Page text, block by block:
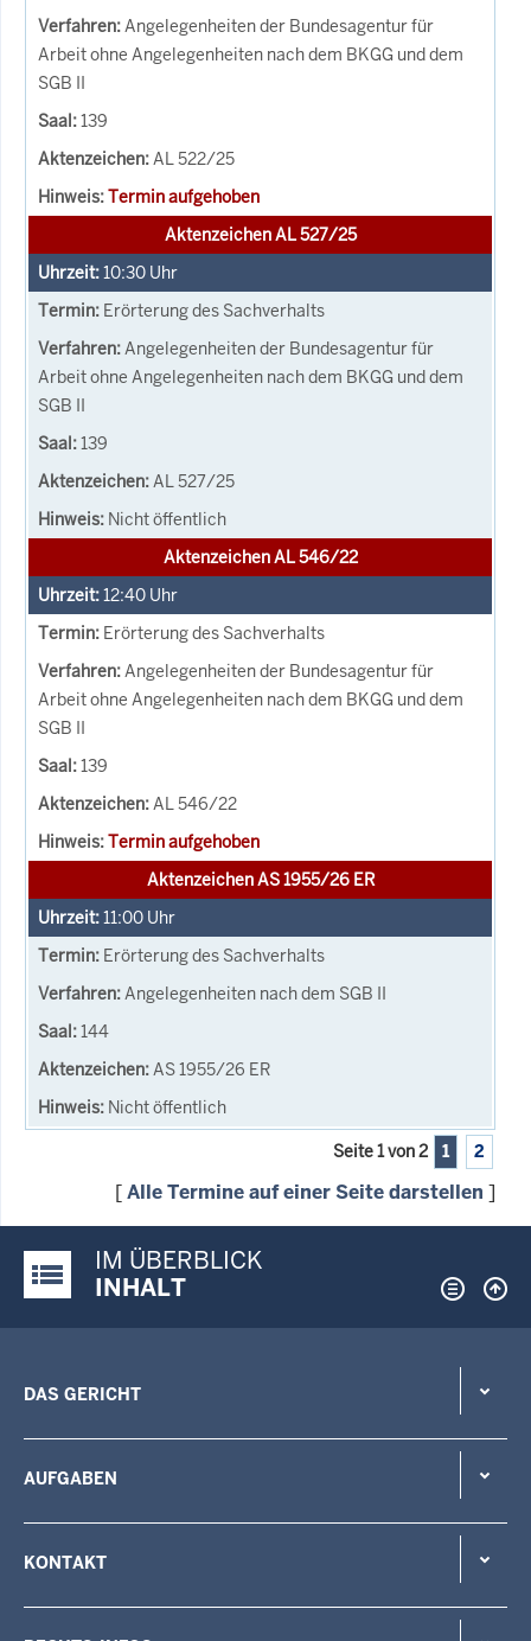
Angelegenheiten der Bundesagentur für
Arbeit ohne Angelegenheiten nach dem BKGG und dem
SGB II
139
AL 522/25
Termin aufgehoben
Aktenzeichen AL 527/25
10:30 Uhr
Erörterung des Sachverhalts
Angelegenheiten der Bundesagentur für
Arbeit ohne Angelegenheiten nach dem BKGG und dem
SGB II
139
AL 527/25
Nicht öffentlich
Aktenzeichen AL 546/22
12:40 Uhr
Erörterung des Sachverhalts
Angelegenheiten der Bundesagentur für
Arbeit ohne Angelegenheiten nach dem BKGG und dem
SGB II
139
AL 546/22
Termin aufgehoben
Aktenzeichen AS 1955/26 ER
11:00 Uhr
Erörterung des Sachverhalts
Angelegenheiten nach dem SGB II
144
AS 1955/26 ER
Nicht öffentlich
Seite 1 von 2 1 2
[Alle Termine auf einer Seite darstellen ]
Justiz-Portal im Überblick:
IM ÜBERBLICK
INHALT
DAS GERICHT
AUFGABEN
KONTAKT